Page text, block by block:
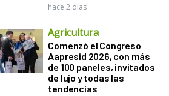
hace 2 días
Agricultura
Comenzó el Congreso
Aapresid 2026, con más
de 100 paneles, invitados
de lujo y todas las
tendencias